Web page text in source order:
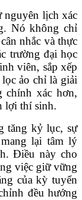
nguyên lịch xác
Nó không chỉ
nhắc và thực
trường đại học
viên, sắp xếp
ảo chỉ là giải
chính xác hơn,
lợi thí sinh.
tăng kỷ lục, sự
lại tâm lý
Điều này cho
việc giữ vững
của kỳ tuyển
đều hướng